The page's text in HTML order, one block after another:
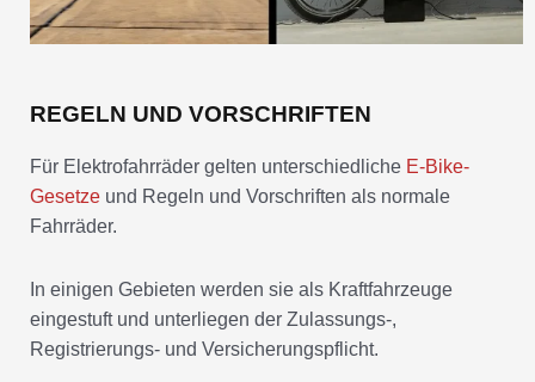
REGELN UND VORSCHRIFTEN
Für Elektrofahrräder gelten unterschiedliche E-Bike-
Gesetze und Regeln und Vorschriften als normale
Fahrräder.
In einigen Gebieten werden sie als Kraftfahrzeuge
eingestuft und unterliegen der Zulassungs-,
Registrierungs- und Versicherungspflicht.